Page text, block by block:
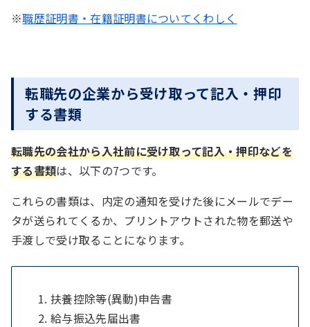
※職歴証明書・在籍証明書についてくわしく
転職先の企業から受け取って記入・押印
する書類
転職先の会社から入社前に受け取って記入・押印などを
する書類は、以下の7つです。
これらの書類は、内定の通知を受けた後にメールでデー
タが送られてくるか、プリントアウトされた物を郵送や
手渡しで受け取ることになります。
扶養控除等(異動)申告書
給与振込先届出書